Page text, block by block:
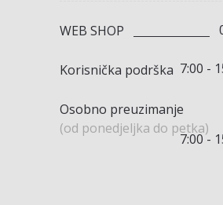
WEB SHOP
Korisnička podrška 7:00 -
Osobno preuzimanje
(od ponedjeljka do petka)
7:00 -